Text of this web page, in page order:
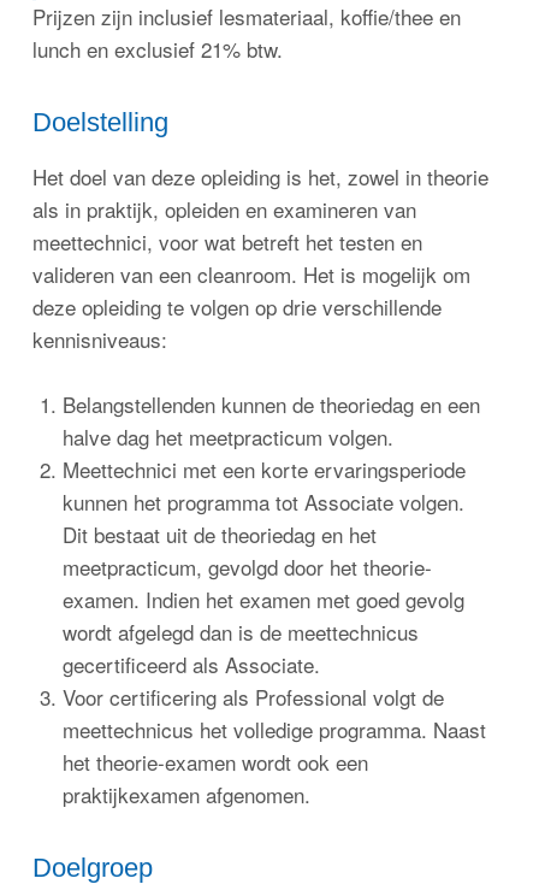
Prijzen zijn inclusief lesmateriaal, koffie/thee en
lunch en exclusief 21% btw.
Doelstelling
Het doel van deze opleiding is het, zowel in theorie
als in praktijk, opleiden en examineren van
meettechnici, voor wat betreft het testen en
valideren van een cleanroom. Het is mogelijk om
deze opleiding te volgen op drie verschillende
kennisniveaus:
Belangstellenden kunnen de theoriedag en een
halve dag het meetpracticum volgen.
Meettechnici met een korte ervaringsperiode
kunnen het programma tot Associate volgen.
Dit bestaat uit de theoriedag en het
meetpracticum, gevolgd door het theorie-
examen. Indien het examen met goed gevolg
wordt afgelegd dan is de meettechnicus
gecertificeerd als Associate.
Voor certificering als Professional volgt de
meettechnicus het volledige programma. Naast
het theorie-examen wordt ook een
praktijkexamen afgenomen.
Doelgroep